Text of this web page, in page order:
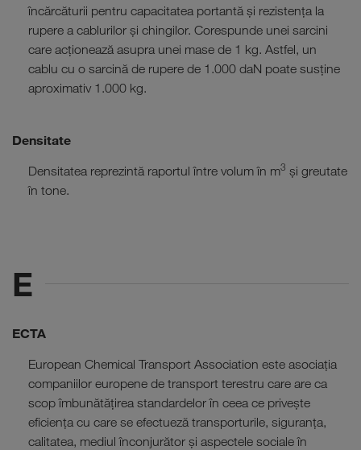
încărcăturii pentru capacitatea portantă și rezistența la
rupere a cablurilor și chingilor. Corespunde unei sarcini
care acționează asupra unei mase de 1 kg. Astfel, un
cablu cu o sarcină de rupere de 1.000 daN poate susține
aproximativ 1.000 kg.
Densitate
Densitatea reprezintă raportul între volum în m3 și greutate
în tone.
E
ECTA
European Chemical Transport Association este asociația
companiilor europene de transport terestru care are ca
scop îmbunătățirea standardelor în ceea ce privește
eficiența cu care se efectueză transporturile, siguranța,
calitatea, mediul înconjurător și aspectele sociale în